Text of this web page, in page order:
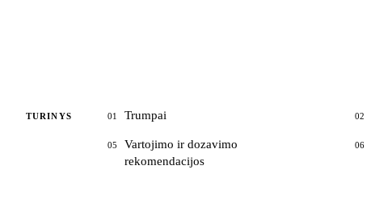
TURINYS 01 Trumpai 02
05
Vartojimo ir dozavimo
rekomendacijos
06